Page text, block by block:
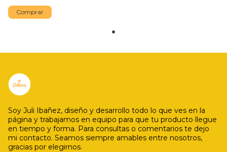
Comprar
Soy Juli Ibañez, diseño y desarrollo todo lo que ves en la
página y trabajamos en equipo para que tu producto llegue
en tiempo y forma. Para consultas o comentarios te dejo
mi contacto. Seamos siempre amables entre nosotros,
gracias por elegirnos.